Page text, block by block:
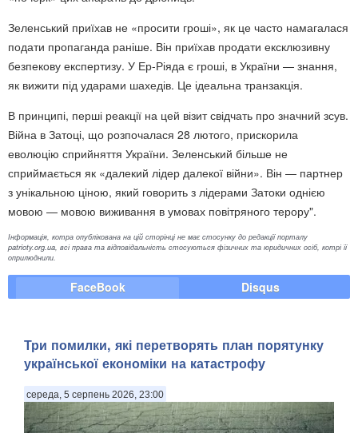
Зеленський приїхав не «просити гроші», як це часто намагалася
подати пропаганда раніше. Він приїхав продати ексклюзивну
безпекову експертизу. У Ер-Ріяда є гроші, в України — знання,
як вижити під ударами шахедів. Це ідеальна транзакція.
В принципі, перші реакції на цей візит свідчать про значний зсув.
Війна в Затоці, що розпочалася 28 лютого, прискорила
еволюцію сприйняття України. Зеленський більше не
сприймається як «далекий лідер далекої війни». Він — партнер
з унікальною ціною, який говорить з лідерами Затоки однією
мовою — мовою виживання в умовах повітряного терору".
Інформація, котра опублікована на цій сторінці не має стосунку до редакції порталу
patrioty.org.ua, всі права та відповідальність стосуються фізичних та юридичних осіб, котрі її
оприлюднили.
FaceBook Disqus
Три помилки, які перетворять план порятунку
української економіки на катастрофу
середа, 5 серпень 2026, 23:00